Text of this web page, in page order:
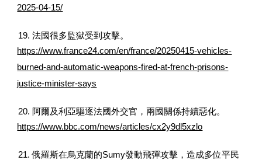
2025-04-15/
19. 法國很多監獄受到攻擊。
https://www.france24.com/en/france/20250415-vehicles-
burned-and-automatic-weapons-fired-at-french-prisons-
justice-minister-says
20. 阿爾及利亞驅逐法國外交官，兩國關係持續惡化。
https://www.bbc.com/news/articles/cx2y9dl5xzlo
21. 俄羅斯在烏克蘭的Sumy發動飛彈攻擊，造成多位平民